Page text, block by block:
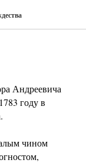
Андреевича
году в
чином